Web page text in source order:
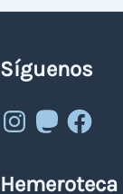
Síguenos
Instagram
MastodonFacebook
Hemeroteca